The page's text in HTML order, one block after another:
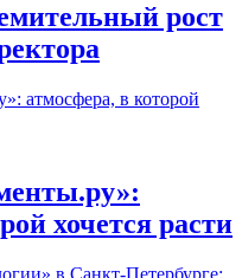
рост
хочется расти